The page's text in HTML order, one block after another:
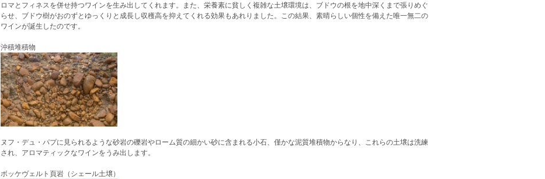
ロマとフィネスを併せ持つワインを生み出してくれます。また、栄養素に貧しく複雑な土壌環境は、ブドウの根を地中深くまで張りめぐ
らせ、ブドウ樹がおのずとゆっくりと成長し収穫高を抑えてくれる効果もあれりました。この結果、素晴らしい個性を備えた唯一無二の
ワインが誕生したのです。
沖積堆積物
ヌフ・デュ・パプに見られるような砂岩の礫岩やローム質の細かい砂に含まれる小石、僅かな泥質堆積物からなり、これらの土壌は洗練
され、アロマティックなワインをうみ出します。
ボッケヴェルト頁岩（シェール土壌）